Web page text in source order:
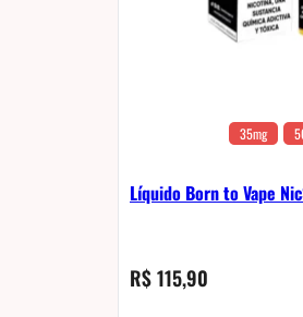
35mg
Líquido Born to Vape
R$115,90